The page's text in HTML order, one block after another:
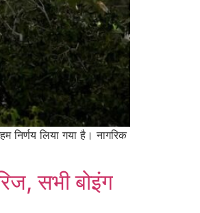
लिया गया है। नागरिक
सभी बोइंग